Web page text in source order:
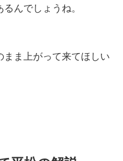
んでしょうね。
ま上がって来てほしい